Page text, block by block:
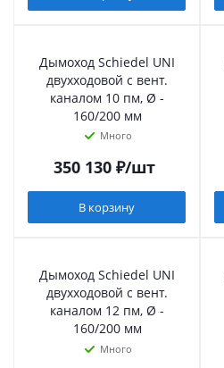
Дымоход Schiedel UNI
двухходовой с вент.
каналом 10 пм, Ø -
160/200 мм
Много
350 130₽/шт
В корзину
Дымоход Schiedel UNI
двухходовой с вент.
каналом 12 пм, Ø -
160/200 мм
Много